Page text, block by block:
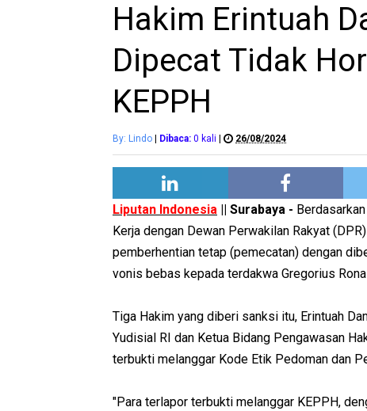
Hakim Erintuah
Dipecat Tidak
KEPPH
By: Lindo Dibaca: 0 kali 26/08/2024
Liputan Indonesia || Surabaya -
Kerja dengan Dewan Perwakilan Rakyat
pemberhentian tetap (pemecatan) dengan
vonis bebas kepada terdakwa Gregorius
Tiga Hakim yang diberi sanksi itu, Erintuah
Yudisial RI dan Ketua Bidang Pengawasan
terbukti melanggar Kode Etik Pedoman dan
"Para terlapor terbukti melanggar KEPPH,